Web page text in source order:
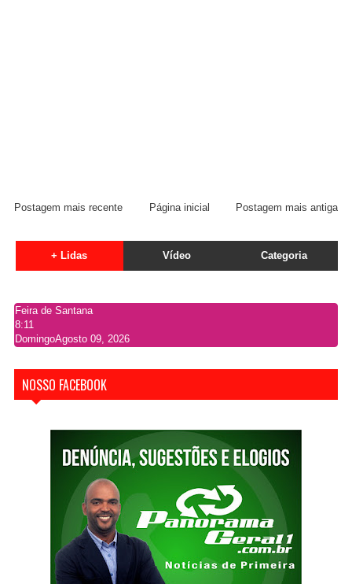
Postagem mais recente Postagem mais antiga
Página inicial
+ Lidas Vídeo Categoria
Feira de Santana
8:11
DomingoAgosto 09, 2026
NOSSO FACEBOOK